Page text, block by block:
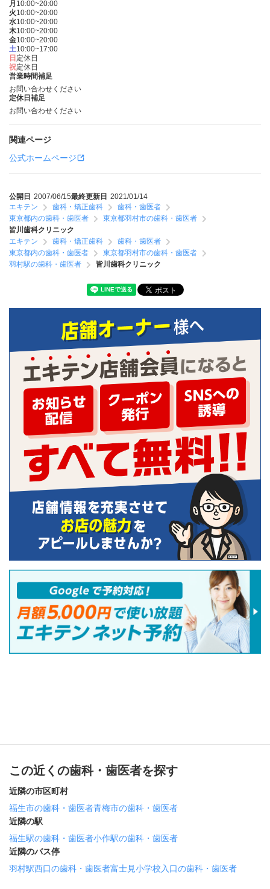
月 10:00~20:00
火10:00~20:00
水10:00~20:00
木10:00~20:00
金10:00~20:00
土10:00~17:00
日 定休日
祝定休日
営業時間補足
お問い合わせください
定休日補足
お問い合わせください
関連ページ
公式ホームページ
公開日 2007/06/15最終更新日 2021/01/14
エキテン
歯科・矯正歯科
歯科・歯医者
東京都内の歯科・歯医者
東京都羽村市の歯科・歯医者
皆川歯科クリニック
エキテン
歯科・矯正歯科
歯科・歯医者
東京都内の歯科・歯医者
東京都羽村市の歯科・歯医者
羽村駅の歯科・歯医者
皆川歯科クリニック
この近くの歯科・歯医者を探す
近隣の市区町村
福生市の歯科・歯医者青梅市の歯科・歯医者
近隣の駅
福生駅の歯科・歯医者小作駅の歯科・歯医者
近隣のバス停
羽村駅西口の歯科・歯医者富士見小学校入口の歯科・歯医者